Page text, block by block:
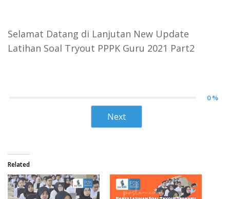
Selamat Datang di Lanjutan New Update
Latihan Soal Tryout PPPK Guru 2021 Part2
0 %
Next
Related